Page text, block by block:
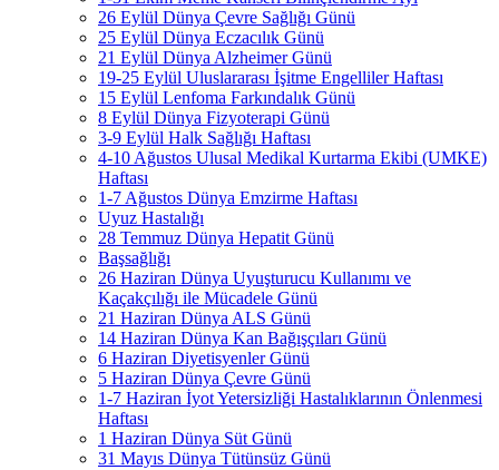
26 Eylül Dünya Çevre Sağlığı Günü
25 Eylül Dünya Eczacılık Günü
21 Eylül Dünya Alzheimer Günü
19-25 Eylül Uluslararası İşitme Engelliler Haftası
15 Eylül Lenfoma Farkındalık Günü
8 Eylül Dünya Fizyoterapi Günü
3-9 Eylül Halk Sağlığı Haftası
4-10 Ağustos Ulusal Medikal Kurtarma Ekibi (UMKE)
Haftası
1-7 Ağustos Dünya Emzirme Haftası
Uyuz Hastalığı
28 Temmuz Dünya Hepatit Günü
Başsağlığı
26 Haziran Dünya Uyuşturucu Kullanımı ve
Kaçakçılığı ile Mücadele Günü
21 Haziran Dünya ALS Günü
14 Haziran Dünya Kan Bağışçıları Günü
6 Haziran Diyetisyenler Günü
5 Haziran Dünya Çevre Günü
1-7 Haziran İyot Yetersizliği Hastalıklarının Önlenmesi
Haftası
1 Haziran Dünya Süt Günü
31 Mayıs Dünya Tütünsüz Günü